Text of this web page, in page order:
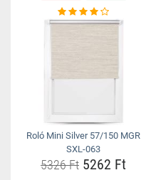
Roló Mini Silver 57/150 MGR
SXL-063
5326 Ft 5262 Ft